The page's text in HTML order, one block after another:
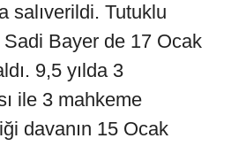
salıverildi. Tutuklu
Sadi Bayer de 17 Ocak
9,5 yılda 3
ile 3 mahkeme
davanın 15 Ocak